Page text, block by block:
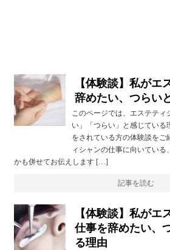
【体験談】私がエ
辞めたい、つらい
このページでは、エステティ
い」「つらい」と感じている
をされている方の体験談をご
ィシャンの仕事に向いている
かも併せてお伝えします […]
記事を読む
【体験談】私がエ
仕事を辞めたい、
る理由